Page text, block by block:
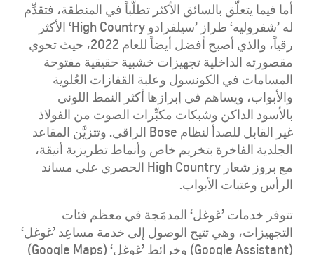
أما فيما يتعلّق بالسائق الأكثر تطلُّباً في المنطقة، فتقدِّم
له ’شفروليه‘ طراز ’سيلفرادو High Country‘ الأكثر
رقياً، والذي أصبح أفضل أيضاً للعام 2022، حيث تحوي
مقصورته الداخلية تجهيزات خشبية حقيقية مفتوحة
المسامات في الكونسول وعلبة القفازات العُلوية
والأبواب، ويساهم في إبرازها أكثر النمط اللوني
بالأسود الداكن وشبكات مكبِّرات الصوت من الفولاذ
غير القابل للصدأ لنظام Bose الراقي. وتتزيَّن المقاعد
الجلدية الفاخرة بتخريم خاص وأنماط تطريزية أنيقة،
مع بروز شعار High Country الحصري على مساند
الرأس وعتبات الأبواب.
تتوفر خدمات ’غوغل‘ المدمَجة في معظم فئات
التجهيزات، وهي تتيح الوصول إلى خدمة مساعِد ’غوغل‘
(Google Assistant) وخرائط ’غوغل‘ (Google Maps)